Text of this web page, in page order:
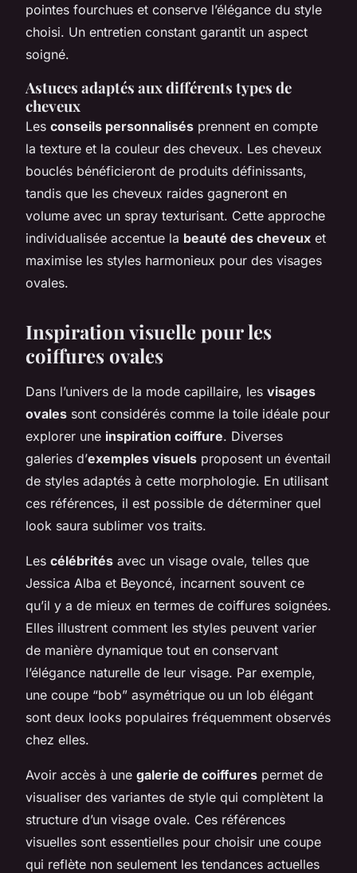
pointes fourchues et conserve l’élégance du style
choisi. Un entretien constant garantit un aspect
soigné.
Astuces adaptés aux différents types de
cheveux
Les conseils personnalisés prennent en compte
la texture et la couleur des cheveux. Les cheveux
bouclés bénéficieront de produits définissants,
tandis que les cheveux raides gagneront en
volume avec un spray texturisant. Cette approche
individualisée accentue la beauté des cheveux et
maximise les styles harmonieux pour des visages
ovales.
Inspiration visuelle pour les
coiffures ovales
Dans l’univers de la mode capillaire, les visages
ovales sont considérés comme la toile idéale pour
explorer une inspiration coiffure. Diverses
galeries d’exemples visuels proposent un éventail
de styles adaptés à cette morphologie. En utilisant
ces références, il est possible de déterminer quel
look saura sublimer vos traits.
Les célébrités avec un visage ovale, telles que
Jessica Alba et Beyoncé, incarnent souvent ce
qu’il y a de mieux en termes de coiffures soignées.
Elles illustrent comment les styles peuvent varier
de manière dynamique tout en conservant
l’élégance naturelle de leur visage. Par exemple,
une coupe “bob” asymétrique ou un lob élégant
sont deux looks populaires fréquemment observés
chez elles.
Avoir accès à une galerie de coiffures permet de
visualiser des variantes de style qui complètent la
structure d’un visage ovale. Ces références
visuelles sont essentielles pour choisir une coupe
qui reflète non seulement les tendances actuelles